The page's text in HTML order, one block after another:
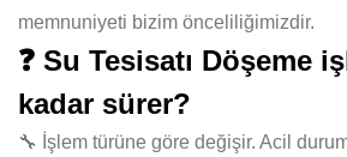
memnuniyeti bizim önceliliğimizdir.
❓ Su Tesisatı Döşeme
kadar sürer?
🔧 İşlem türüne göre değişir. Acil